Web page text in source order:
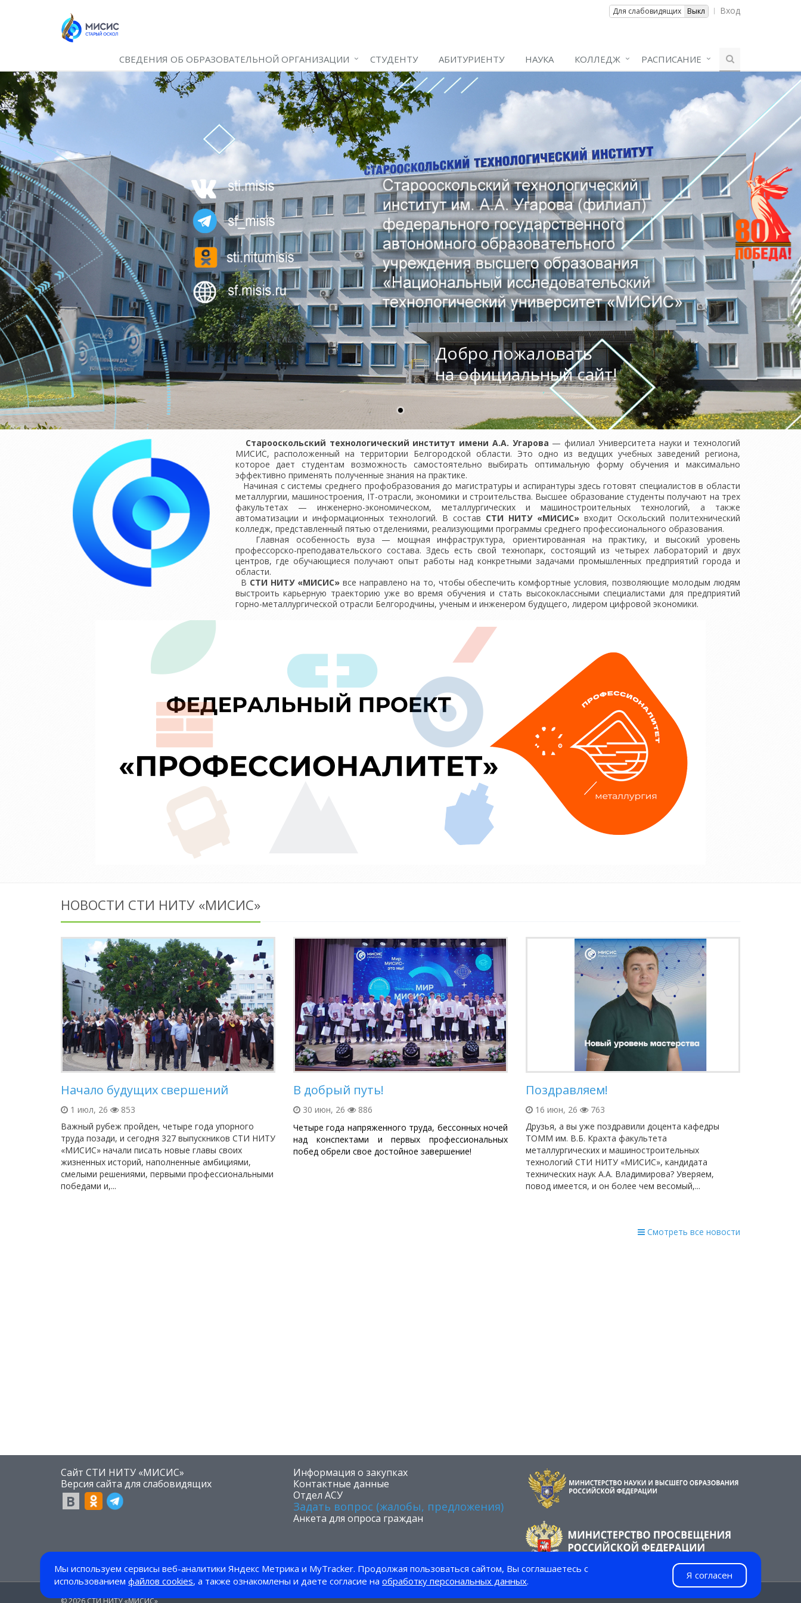
Мы используем сервисы веб-аналитики Яндекс Метрика и MyTracker. Продолжая пользоваться сайтом, Вы соглашаетесь с
использованиемфайлов cookies, а также ознакомлены и даете согласие наобработку персональных данных.
Я согласен
Для слабовидящих Выкл Вход
СВЕДЕНИЯ ОБ ОБРАЗОВАТЕЛЬНОЙ ОРГАНИЗАЦИИ СТУДЕНТУ АБИТУРИЕНТУ НАУКА КОЛЛЕДЖ РАСПИСАНИЕ
Добро пожаловать
на официальный сайт!
Старооскольский технологический институт имени А.А. Угарова — филиал Университета науки и технологий
МИСИС, расположенный на территории Белгородской области. Это одно из ведущих учебных заведений региона,
которое дает студентам возможность самостоятельно выбирать оптимальную форму обучения и максимально
эффективно применять полученные знания на практике.
Начиная с системы среднего профобразования до магистратуры и аспирантуры здесь готовят специалистов в области
металлургии, машиностроения, IT-отрасли, экономики и строительства. Высшее образование студенты получают на трех
факультетах — инженерно-экономическом, металлургических и машиностроительных технологий, а также
автоматизации и информационных технологий. В состав СТИ НИТУ «МИСИС» входит Оскольский политехнический
колледж, представленный пятью отделениями, реализующими программы среднего профессионального образования.
Главная особенность вуза — мощная инфраструктура, ориентированная на практику, и высокий уровень
профессорско-преподавательского состава. Здесь есть свой технопарк, состоящий из четырех лабораторий и двух
центров, где обучающиеся получают опыт работы над конкретными задачами промышленных предприятий города и
области.
В СТИ НИТУ «МИСИС» все направлено на то, чтобы обеспечить комфортные условия, позволяющие молодым людям
выстроить карьерную траекторию уже во время обучения и стать высококлассными специалистами для предприятий
горно-металлургической отрасли Белгородчины, ученым и инженером будущего, лидером цифровой экономики.
НОВОСТИ СТИ НИТУ «МИСИС»
Начало будущих свершений
1 июл, 26
853
Важный рубеж пройден, четыре года упорного
труда позади, и сегодня 327 выпускников СТИ НИТУ
«МИСИС» начали писать новые главы своих
жизненных историй, наполненные амбициями,
смелыми решениями, первыми профессиональными
победами и,...
В добрый путь!
30 июн, 26
886
Четыре года напряженного труда, бессонных ночей
над конспектами и первых профессиональных
побед обрели свое достойное завершение!
Поздравляем!
16 июн, 26
763
Друзья, а вы уже поздравили доцента кафедры
ТОММ им. В.Б. Крахта факультета
металлургических и машиностроительных
технологий СТИ НИТУ «МИСИС», кандидата
технических наук А.А. Владимирова? Уверяем,
повод имеется, и он более чем весомый,...
Смотреть все новости
Сайт СТИ НИТУ «МИСИС»
​Версия сайта для слабовидящих
​Информация о закупках
Контактные данные
Отдел АСУ
Задать вопрос (жалобы, предложения)
Анкета для опроса граждан